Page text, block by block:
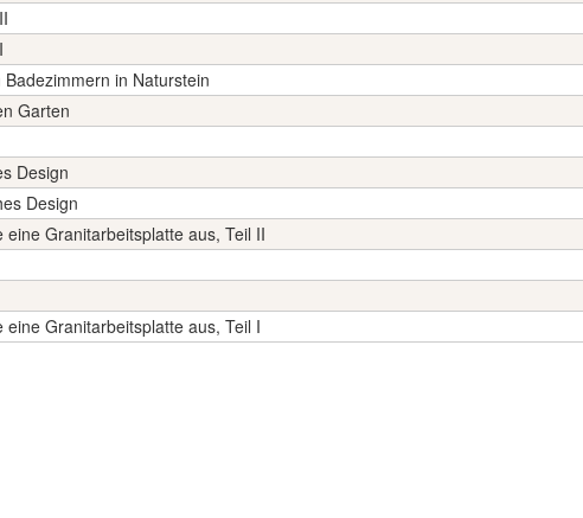
in Naturstein
Garten
Design
Design
Granitarbeitsplatte aus, Teil II
Granitarbeitsplatte aus, Teil I